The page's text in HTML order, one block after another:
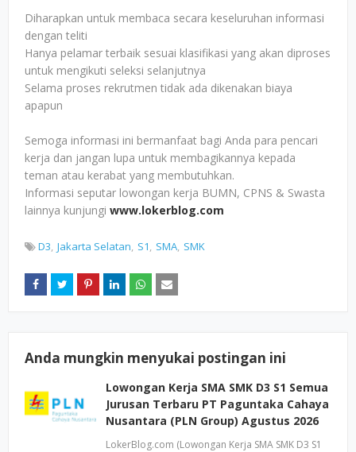
Diharapkan untuk membaca secara keseluruhan informasi
dengan teliti
Hanya pelamar terbaik sesuai klasifikasi yang akan diproses
untuk mengikuti seleksi selanjutnya
Selama proses rekrutmen tidak ada dikenakan biaya
apapun
Semoga informasi ini bermanfaat bagi Anda para pencari
kerja dan jangan lupa untuk membagikannya kepada
teman atau kerabat yang membutuhkan.
Informasi seputar lowongan kerja BUMN, CPNS & Swasta
lainnya kunjungi www.lokerblog.com
D3 Jakarta Selatan S1 SMA SMK
Anda mungkin menyukai postingan ini
Lowongan Kerja SMA SMK D3 S1 Semua
Jurusan Terbaru PT Paguntaka Cahaya
Nusantara (PLN Group) Agustus 2026
LokerBlog.com (Lowongan Kerja SMA SMK D3 S1